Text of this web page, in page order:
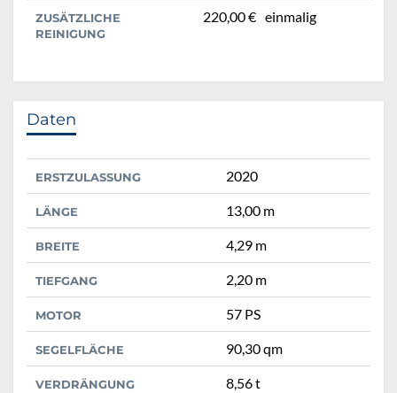
ZUSÄTZLICHE
REINIGUNG
220,00 € einmalig
Daten
ERSTZULASSUNG 2020
LÄNGE 13,00 m
BREITE 4,29 m
TIEFGANG 2,20 m
MOTOR 57 PS
SEGELFLÄCHE 90,30 qm
VERDRÄNGUNG 8,56 t